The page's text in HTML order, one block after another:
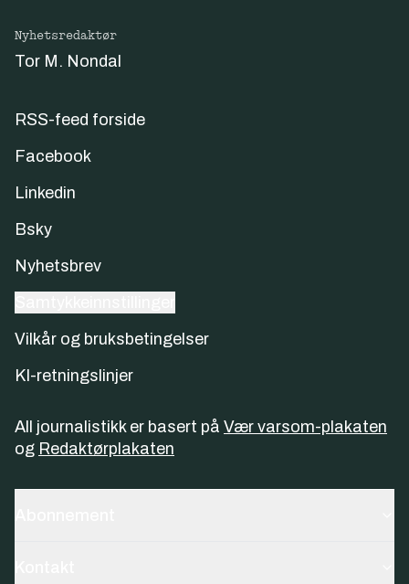
Nyhetsredaktør
Tor M. Nondal
RSS-feed forside
Facebook
Linkedin
Bsky
Nyhetsbrev
Vilkår og bruksbetingelser
KI-retningslinjer
All journalistikk er basert på Vær varsom-plakaten
og Redaktørplakaten